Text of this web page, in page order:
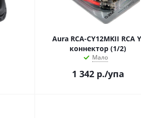
Aura RCA-CY12MKII RCA
коннектор (1/2)
Мало
1 342р./упа